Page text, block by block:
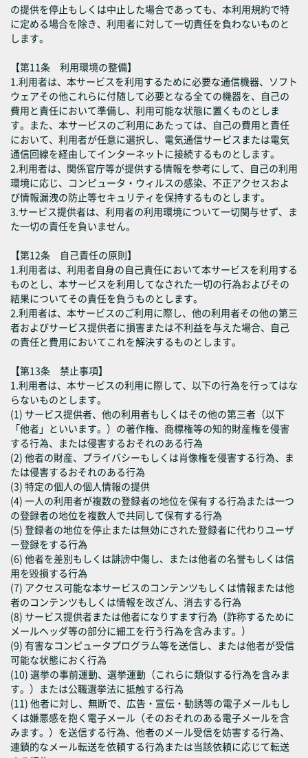
の提供を停止もしくは中止した場合であっても、本利用規約で特
に定める場合を除き、利用者に対して一切責任を負わないものと
します。
【第11条 利用環境の整備】
1.利用者は、本サービスを利用するために必要な通信機器、ソフト
ウェアその他これらに付随して必要となる全ての機器を、自己の
費用と責任において準備し、利用可能な状態に置くものとしま
す。また、本サービスのご利用にあたっては、自己の費用と責任
において、利用者が任意に選択し、電気通信サービスまたは電気
通信回線を経由してインターネットに接続するものとします。
2.利用者は、関係官庁等が提供する情報を参考にして、自己の利用
環境に応じ、コンピュータ・ウィルスの感染、不正アクセスおよ
び情報漏洩の防止等セキュリティを保持するものとします。
3.サービス提供者は、利用者の利用環境について一切関与せず、ま
た一切の責任を負いません。
【第12条 自己責任の原則】
1.利用者は、利用者自身の自己責任において本サービスを利用する
ものとし、本サービスを利用してなされた一切の行為およびその
結果についてその責任を負うものとします。
2.利用者は、本サービスのご利用に際し、他の利用者その他の第三
者およびサービス提供者に損害または不利益を与えた場合、自己
の責任と費用においてこれを解決するものとします。
【第13条 禁止事項】
1.利用者は、本サービスの利用に際して、以下の行為を行ってはな
らないものとします。
(1) サービス提供者、他の利用者もしくはその他の第三者（以下
「他者」といいます。）の著作権、商標権等の知的財産権を侵害
する行為、または侵害するおそれのある行為
(2) 他者の財産、プライバシーもしくは肖像権を侵害する行為、ま
たは侵害するおそれのある行為
(3) 特定の個人の個人情報の提供
(4) 一人の利用者が複数の登録者の地位を保有する行為または一つ
の登録者の地位を複数人で共同して保有する行為
(5) 登録者の地位を停止または無効にされた登録者に代わりユーザ
ー登録をする行為
(6) 他者を差別もしくは誹謗中傷し、または他者の名誉もしくは信
用を毀損する行為
(7) アクセス可能な本サービスのコンテンツもしくは情報または他
者のコンテンツもしくは情報を改ざん、消去する行為
(8) サービス提供者または他者になりすます行為（詐称するために
メールヘッダ等の部分に細工を行う行為を含みます。）
(9) 有害なコンピュータプログラム等を送信し、または他者が受信
可能な状態におく行為
(10) 選挙の事前運動、選挙運動（これらに類似する行為を含みま
す。）または公職選挙法に抵触する行為
(11) 他者に対し、無断で、広告・宣伝・勧誘等の電子メールもし
くは嫌悪感を抱く電子メール（そのおそれのある電子メールを含
みます。）を送信する行為、他者のメール受信を妨害する行為、
連鎖的なメール転送を依頼する行為または当該依頼に応じて転送